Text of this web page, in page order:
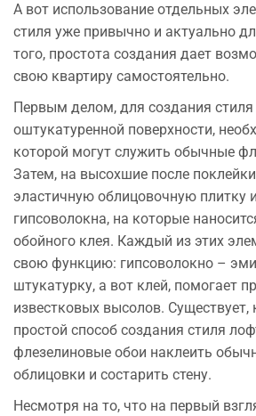
А вот использование отдельных
стиля уже привычно и актуально
того, простота создания дает
свою квартиру самостоятельно.
Первым делом, для создания стиля
оштукатуренной поверхности,
которой могут служить обычные
Затем, на высохшие после
эластичную облицовочную плитку
гипсоволокна, на которые
обойного клея. Каждый из этих
свою функцию: гипсоволокно –
штукатурку, а вот клей, помогает
известковых высолов. Существует,
простой способ создания стиля
флезелиновые обои наклеить
облицовки и состарить стену.
Несмотря на то, что на первый